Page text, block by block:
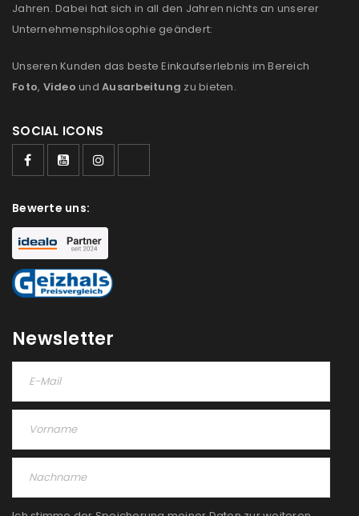
Jahren. Dabei hat sich in all den Jahren nichts an unserer
Unternehmensphilosophie geändert:
Unseren Kunden das beste Einkaufserlebnis im Bereich
Foto, Video und Ausarbeitung zu bieten.
SOCIAL ICONS
Bewerte uns:
Newsletter